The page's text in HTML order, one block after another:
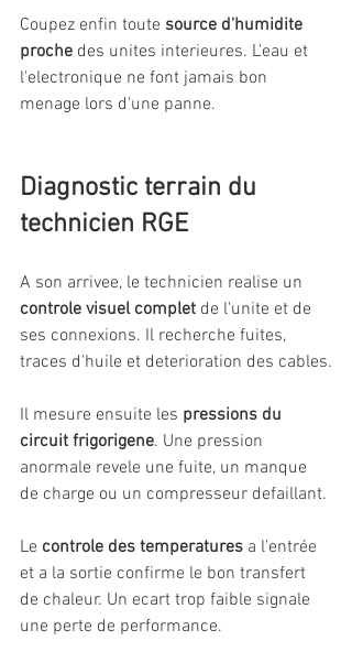
Coupez enfin toute source d'humidite
proche des unites interieures. L'eau et
l'electronique ne font jamais bon
menage lors d'une panne.
Diagnostic terrain du
technicien RGE
A son arrivee, le technicien realise un
controle visuel complet de l'unite et de
ses connexions. Il recherche fuites,
traces d'huile et deterioration des cables.
Il mesure ensuite les pressions du
circuit frigorigene. Une pression
anormale revele une fuite, un manque
de charge ou un compresseur defaillant.
Le controle des temperatures a l'entrée
et a la sortie confirme le bon transfert
de chaleur. Un ecart trop faible signale
une perte de performance.